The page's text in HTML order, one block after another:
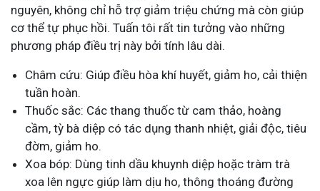
nguyên, không chỉ hỗ trợ giảm triệu chứng mà còn giúp
cơ thể tự phục hồi. Tuấn tôi rất tin tưởng vào những
phương pháp điều trị này bởi tính lâu dài.
Châm cứu: Giúp điều hòa khí huyết, giảm ho, cải thiện
tuần hoàn.
Thuốc sắc: Các thang thuốc từ cam thảo, hoàng
cầm, tỳ bà diệp có tác dụng thanh nhiệt, giải độc, tiêu
đờm, giảm ho.
Xoa bóp: Dùng tinh dầu khuynh diệp hoặc tràm trà
xoa lên ngực giúp làm dịu ho, thông thoáng đường